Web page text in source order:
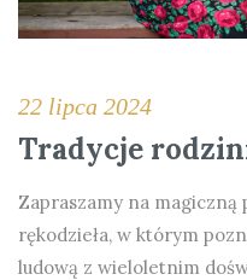
22 lipca 2024
Tradycje
Zapraszamy na magiczną
rękodzieła, w którym
ludową z wieloletnim